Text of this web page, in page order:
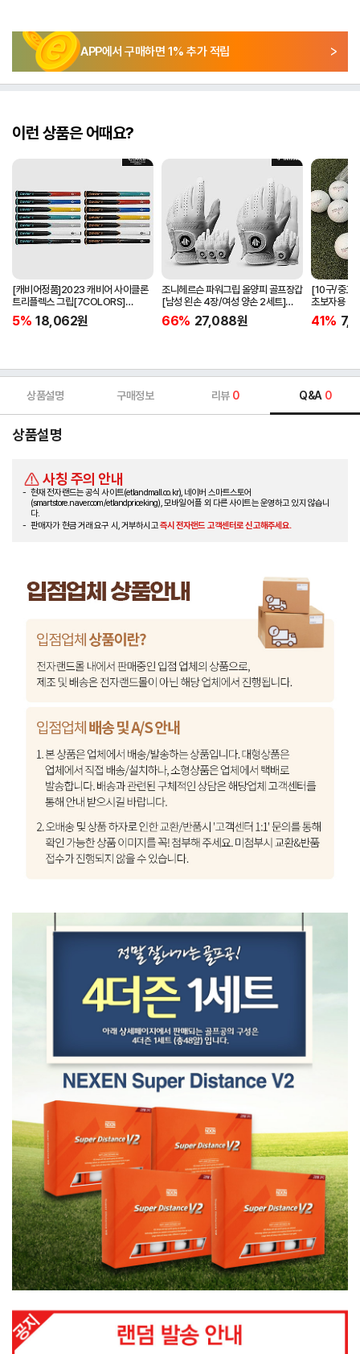
APP에서 구매하면 1% 추가 적립
이런 상품은 어때요?
[캐비어정품]2023 캐비어 사이클론
트리플렉스 그립[7COLORS]
[라운드][39g/42g/46g/50g]
[R/S 토크]
5% 18,062원
조니헤르슨 파워그립 올양피 골프장갑
[남성 왼손 4장/여성 양손 2세트]
[화이트][케이스포함]
66% 27,088원
[10구/중고/
초보자용 비
우레탄소재
41%
상품설명 구매정보 리뷰 0 Q&A 0
상품설명
사칭 주의 안내
현재 전자랜드는 공식 사이트(etlandmall.co.kr), 네이버 스마트스토어
(smartstore.naver.com/etlandpriceking), 모바일 어플 외 다른 사이트는 운영하고 있지 않습니
다.
판매자가 현금 거래 요구 시, 거부하시고즉시 전자랜드 고객센터로 신고해주세요.